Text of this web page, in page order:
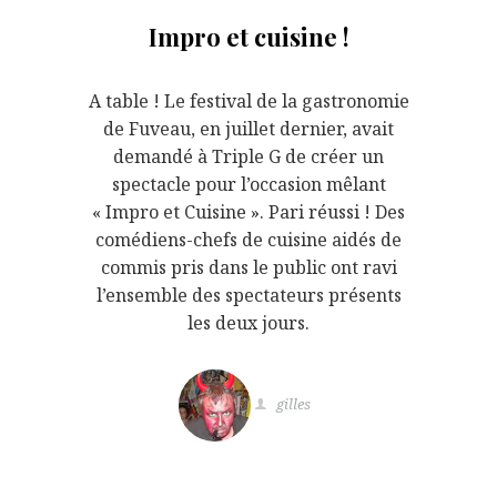
Impro et cuisine !
A table ! Le festival de la gastronomie
de Fuveau, en juillet dernier, avait
demandé à Triple G de créer un
spectacle pour l’occasion mêlant
« Impro et Cuisine ». Pari réussi ! Des
comédiens-chefs de cuisine aidés de
commis pris dans le public ont ravi
l’ensemble des spectateurs présents
les deux jours.
gilles